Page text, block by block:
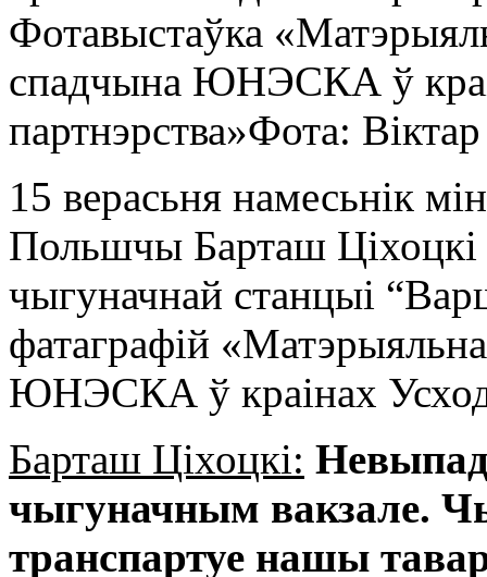
Фотавыстаўка
спадчына ЮНЭСКА ў
партнэрства»Фота:
15 верасьня намесьнік
Польшчы Барташ
чыгуначнай станцыі
фатаграфій
ЮНЭСКА ў краінах
Барташ Ціхоцкі:
чыгуначным вакзале.
транспартуе нашы